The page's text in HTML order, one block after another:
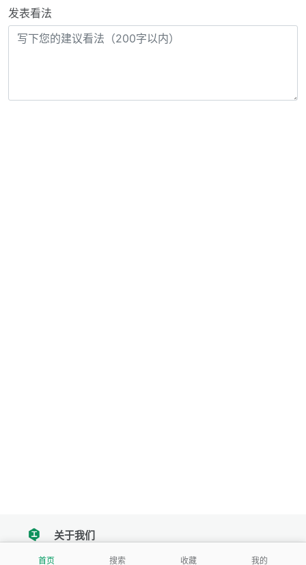
发表看法
首页 搜索 收藏 我的
tencent关于我们
我们努力把每一个工具做成批量处理的产品